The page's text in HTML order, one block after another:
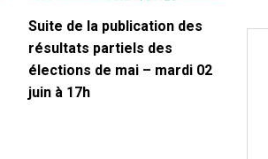
Suite de la publication des
résultats partiels des
élections de mai – mardi 02
juin à 17h